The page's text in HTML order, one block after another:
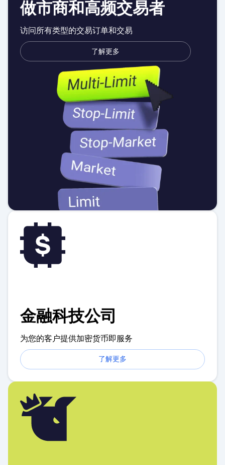
做市商和高频交易者
访问所有类型的交易订单和交易
了解更多
金融科技公司
为您的客户提供加密货币即服务
了解更多